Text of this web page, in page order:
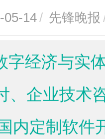
05-14/ 先锋晚报
字经济与实
、企业技术
内定制软件